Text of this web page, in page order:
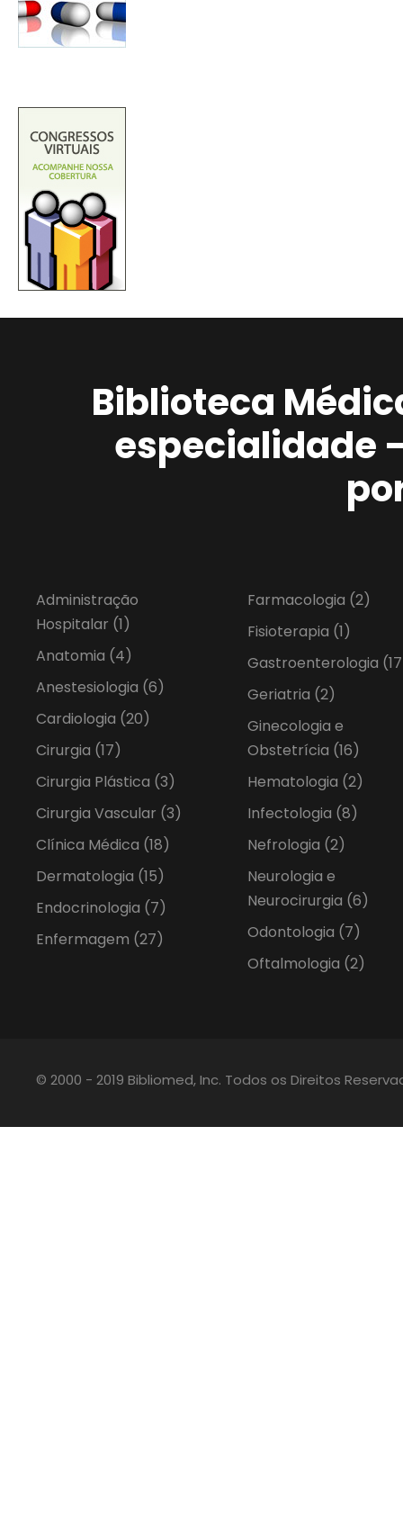
Biblioteca
especialidade
Administração
Hospitalar (1)
Anatomia (4)
Anestesiologia (6)
Cardiologia (20)
Cirurgia (17)
Cirurgia Plástica (3)
Cirurgia Vascular (3)
Clínica Médica (18)
Dermatologia (15)
Endocrinologia (7)
Enfermagem (27)
Farmacologia (2)
Fisioterapia (1)
Gastroenterologia
Geriatria (2)
Ginecologia e
Obstetrícia (16)
Hematologia (2)
Infectologia (8)
Nefrologia (2)
Neurologia e
Neurocirurgia (6)
Odontologia (7)
Oftalmologia (2)
© 2000 - 2019 Bibliomed, Inc. Todos os Direitos